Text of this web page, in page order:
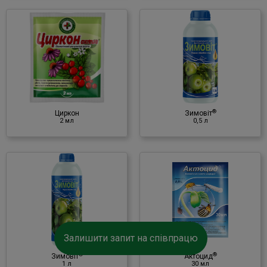
Циркон
2 мл
Зимовіт®
0,5 л
Зимовіт ®
Інсектицид
♦ масло мінеральне
♦ ПАР
♦ мідь
♦ цинк
Зимовіт®
1 л
Актоцид®
30 мл
Актоцид
30 мл
Інсектицид
Залишити запит на співпрацю